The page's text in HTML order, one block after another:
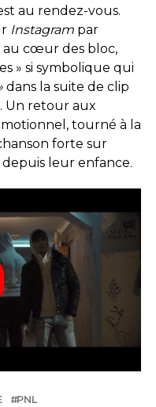
au rendez-vous.
Instagram par
au cœur des bloc,
» si symbolique qui
dans la suite de clip
. Un retour aux
tourné à la
forte sur
leur enfance.
PNL